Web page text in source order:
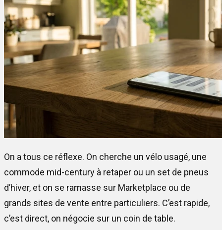
On a tous ce réflexe. On cherche un vélo usagé, une
commode mid-century à retaper ou un set de pneus
d’hiver, et on se ramasse sur Marketplace ou de
grands sites de vente entre particuliers. C’est rapide,
c’est direct, on négocie sur un coin de table.